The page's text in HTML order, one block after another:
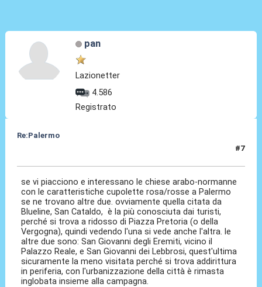
pan
Lazionetter
4.586
Registrato
Re:Palermo
#7
se vi piacciono e interessano le chiese arabo-normanne
con le caratteristiche cupolette rosa/rosse a Palermo
se ne trovano altre due. ovviamente quella citata da
Blueline, San Cataldo, è la più conosciuta dai turisti,
perché si trova a ridosso di Piazza Pretoria (o della
Vergogna), quindi vedendo l'una si vede anche l'altra. le
altre due sono: San Giovanni degli Eremiti, vicino il
Palazzo Reale, e San Giovanni dei Lebbrosi, quest'ultima
sicuramente la meno visitata perché si trova addirittura
in periferia, con l'urbanizzazione della città è rimasta
inglobata insieme alla campagna.